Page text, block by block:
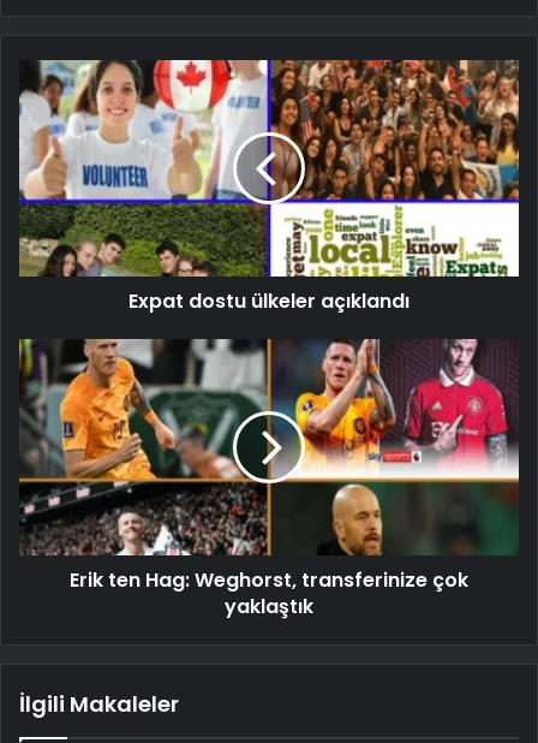
Expat dostu ülkeler açıklandı
Erik ten Hag: Weghorst, transferinize çok
yaklaştık
İlgili Makaleler